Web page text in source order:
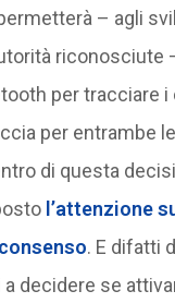
– agli
riconosciute
per tracciare
per entrambe
di questa
l’attenzione
. E difatti
decidere se